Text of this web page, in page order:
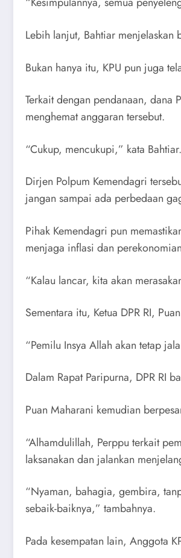
Lebih lanjut, Bahtiar menjelaskan
Bukan hanya itu, KPU pun juga
Terkait dengan pendanaan, dana
menghemat anggaran tersebut.
“Cukup, mencukupi,” kata Bahtiar.
Dirjen Polpum Kemendagri
jangan sampai ada perbedaan
Pihak Kemendagri pun
menjaga inflasi dan
“Kalau lancar, kita akan
Sementara itu, Ketua DPR RI,
“Pemilu Insya Allah akan tetap
Dalam Rapat Paripurna, DPR RI
Puan Maharani kemudian
“Alhamdulillah, Perppu terkait
laksanakan dan jalankan
“Nyaman, bahagia, gembira,
sebaik-baiknya,” tambahnya.
Pada kesempatan lain, Anggota